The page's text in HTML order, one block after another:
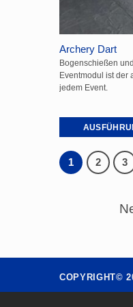
Produktseite
gewählt
werden
Archery Dart
Bogenschießen
Eventmodul ist der
jedem Event.
Produkt
weist
1 2 3
COPYRIGHT©